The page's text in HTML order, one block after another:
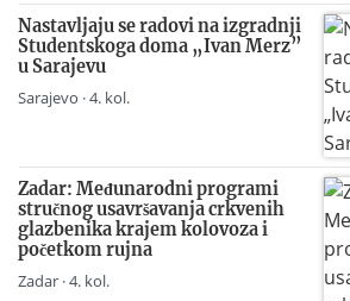
Nastavljaju se radovi na izgradnji
Studentskoga doma „Ivan Merz”
u Sarajevu
Sarajevo · 4. kol.
Zadar: Međunarodni programi
stručnog usavršavanja crkvenih
glazbenika krajem kolovoza i
početkom rujna
Zadar · 4. kol.